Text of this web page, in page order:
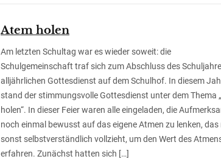
Atem holen
Am letzten Schultag war es wieder soweit: die
Schulgemeinschaft traf sich zum Abschluss des
alljährlichen Gottesdienst auf dem Schulhof. In diesem
stand der stimmungsvolle Gottesdienst unter dem Thema
holen“. In dieser Feier waren alle eingeladen, die
noch einmal bewusst auf das eigene Atmen zu lenken, das
sonst selbstverständlich vollzieht, um den Wert des
erfahren. Zunächst hatten sich […]